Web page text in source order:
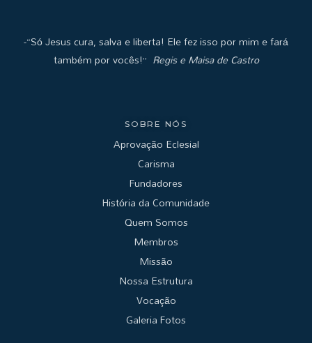
-“Só Jesus cura, salva e liberta! Ele fez isso por mim e fará
também por vocês!” Regis e Maisa de Castro
SOBRE NÓS
Aprovação Eclesial
Carisma
Fundadores
História da Comunidade
Quem Somos
Membros
Missão
Nossa Estrutura
Vocação
Galeria Fotos